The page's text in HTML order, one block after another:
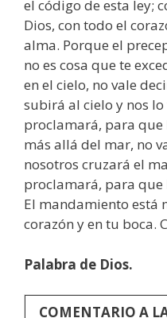
el código de esta ley;
Dios, con todo el
alma. Porque el
no es cosa que te
en el cielo, no vale
subirá al cielo y nos
proclamará, para que
más allá del mar, no
nosotros cruzará el
proclamará, para que
El mandamiento está
corazón y en tu boca.
Palabra de Dios.
COMENTARIO A